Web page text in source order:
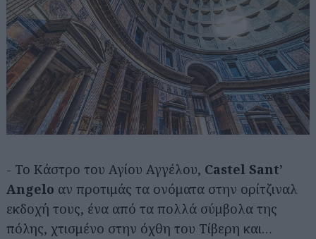
- Το Κάστρο του Αγίου Αγγέλου, Castel Sant’
Angelo αν προτιμάς τα ονόματα στην ορίτζιναλ
εκδοχή τους, ένα από τα πολλά σύμβολα της
πόλης, χτισμένο στην όχθη του Τίβερη και…